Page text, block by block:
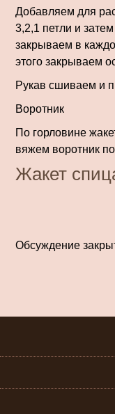
Добавляем для
3,2,1 петли и
закрываем в
этого закрываем
Рукав сшиваем и
Воротник
По горловине
вяжем воротник
Жакет
Обсуждение